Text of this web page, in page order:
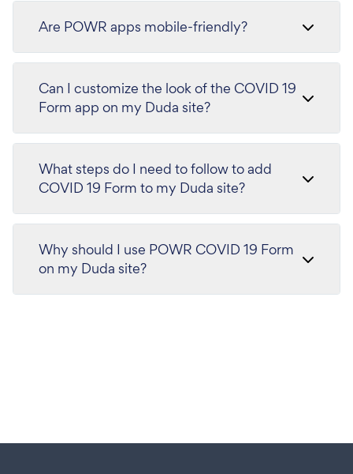
Are POWR apps mobile-friendly?
Can I customize the look of the COVID 19
Form app on my Duda site?
What steps do I need to follow to add
COVID 19 Form to my Duda site?
Why should I use POWR COVID 19 Form
on my Duda site?